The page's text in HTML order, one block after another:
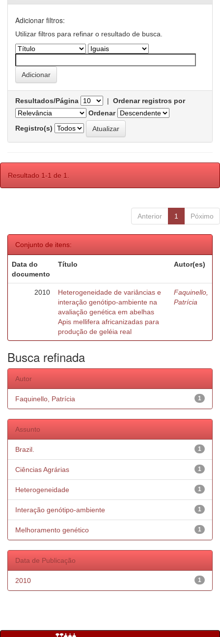
Adicionar filtros:
Utilizar filtros para refinar o resultado de busca.
Resultados/Página | Ordenar registros por
Ordenar
Registro(s)
Resultado 1-1 de 1.
Anterior 1 Póximo
Conjunto de itens:
Data do
documento
Título Autor(es)
2010
Heterogeneidade de variâncias e
interação genótipo-ambiente na
avaliação genética em abelhas
Apis mellifera africanizadas para
produção de geléia real
Faquinello,
Patrícia
Busca refinada
Autor
1
Faquinello, Patrícia
Assunto
1
Brazil.
1
Ciências Agrárias
1
Heterogeneidade
1
Interação genótipo-ambiente
1
Melhoramento genético
Data de Publicação
1
2010